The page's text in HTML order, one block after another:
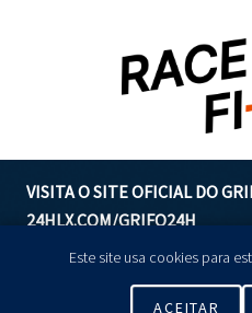
Este site usa cookies para
ACEITAR
VISITA O SITE OFICIAL DO
24HLX.COM/GRIFO24H
GERIR